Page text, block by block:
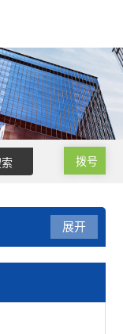
拨号
展开